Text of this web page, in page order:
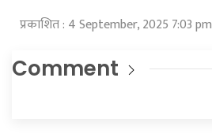
प्रकाशित : 4 September, 2025 7:03 pm
Comment